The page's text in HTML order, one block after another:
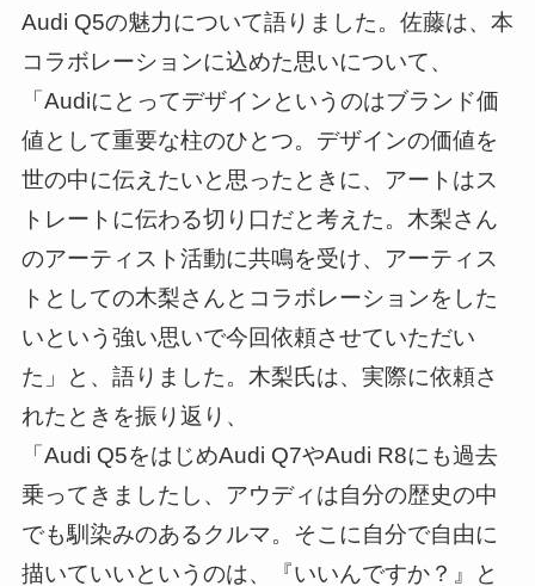
Audi Q5の魅力について語りました。佐藤は、本
コラボレーションに込めた思いについて、
「Audiにとってデザインというのはブランド価
値として重要な柱のひとつ。デザインの価値を
世の中に伝えたいと思ったときに、アートはス
トレートに伝わる切り口だと考えた。木梨さん
のアーティスト活動に共鳴を受け、アーティス
トとしての木梨さんとコラボレーションをした
いという強い思いで今回依頼させていただい
た」と、語りました。木梨氏は、実際に依頼さ
れたときを振り返り、
「Audi Q5をはじめAudi Q7やAudi R8にも過去
乗ってきましたし、アウディは自分の歴史の中
でも馴染みのあるクルマ。そこに自分で自由に
描いていいというのは、『いいんですか？』と